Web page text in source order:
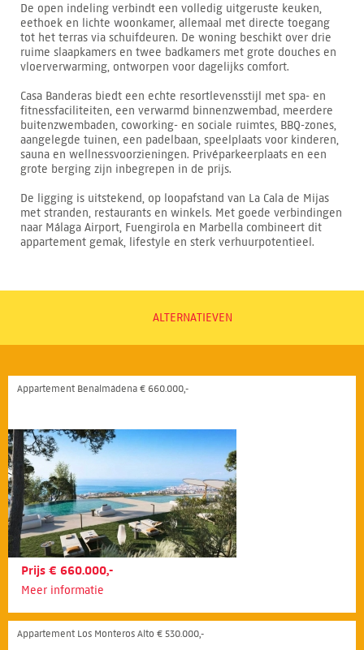
De open indeling verbindt een volledig uitgeruste keuken,
eethoek en lichte woonkamer, allemaal met directe toegang
tot het terras via schuifdeuren. De woning beschikt over drie
ruime slaapkamers en twee badkamers met grote douches en
vloerverwarming, ontworpen voor dagelijks comfort.
Casa Banderas biedt een echte resortlevensstijl met spa- en
fitnessfaciliteiten, een verwarmd binnenzwembad, meerdere
buitenzwembaden, coworking- en sociale ruimtes, BBQ-zones,
aangelegde tuinen, een padelbaan, speelplaats voor kinderen,
sauna en wellnessvoorzieningen. Privéparkeerplaats en een
grote berging zijn inbegrepen in de prijs.
De ligging is uitstekend, op loopafstand van La Cala de Mijas
met stranden, restaurants en winkels. Met goede verbindingen
naar Málaga Airport, Fuengirola en Marbella combineert dit
appartement gemak, lifestyle en sterk verhuurpotentieel.
ALTERNATIEVEN
Appartement Benalmádena € 660.000,-
Prijs € 660.000,-
Meer informatie
Appartement Los Monteros Alto € 530.000,-